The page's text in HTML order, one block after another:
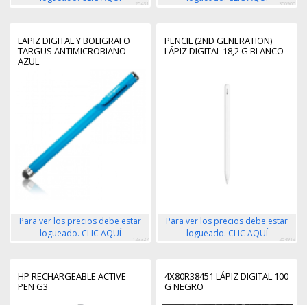
25431 350900
LAPIZ DIGITAL Y BOLIGRAFO
TARGUS ANTIMICROBIANO
AZUL
Para ver los precios debe estar
logueado. CLIC AQUÍ
123327
PENCIL (2ND GENERATION)
LÁPIZ DIGITAL 18,2 G BLANCO
Para ver los precios debe estar
logueado. CLIC AQUÍ
254919
HP RECHARGEABLE ACTIVE
PEN G3
4X80R38451 LÁPIZ DIGITAL 100
G NEGRO